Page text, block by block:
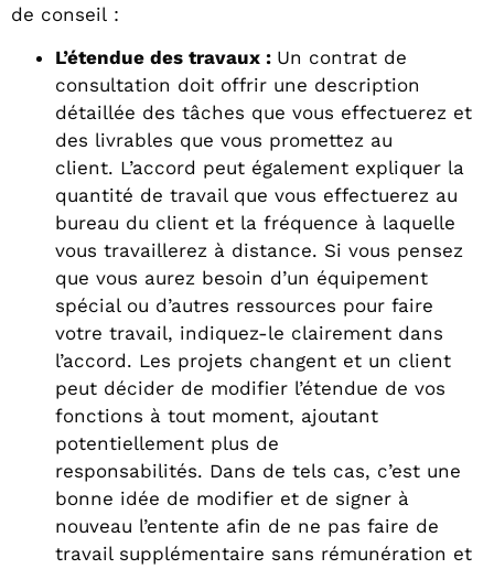
de conseil :
L’étendue des travaux : Un contrat de
consultation doit offrir une description
détaillée des tâches que vous effectuerez et
des livrables que vous promettez au
client. L’accord peut également expliquer la
quantité de travail que vous effectuerez au
bureau du client et la fréquence à laquelle
vous travaillerez à distance. Si vous pensez
que vous aurez besoin d’un équipement
spécial ou d’autres ressources pour faire
votre travail, indiquez-le clairement dans
l’accord. Les projets changent et un client
peut décider de modifier l’étendue de vos
fonctions à tout moment, ajoutant
potentiellement plus de
responsabilités. Dans de tels cas, c’est une
bonne idée de modifier et de signer à
nouveau l’entente afin de ne pas faire de
travail supplémentaire sans rémunération et